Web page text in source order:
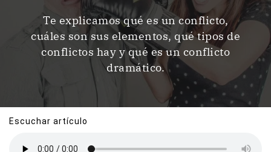
Te explicamos qué es un conflicto,
cuáles son sus elementos, qué tipos de
conflictos hay y qué es un conflicto
dramático.
Escuchar artículo